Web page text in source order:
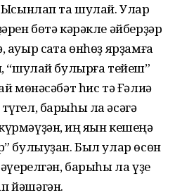
Ысынлап та шулай. Улар
бөтә кәрәкле әйберҙәр
саҡта өнһөҙ ярҙамға
“шулай булырға тейеш”
мөнәсәбәт һис тә Ғәлиә
барыһы ла әсәгә
иң яҡын кешеңә
булыуҙан. Был улар өсөн
барыһы ла үҙе
йәшәгән.